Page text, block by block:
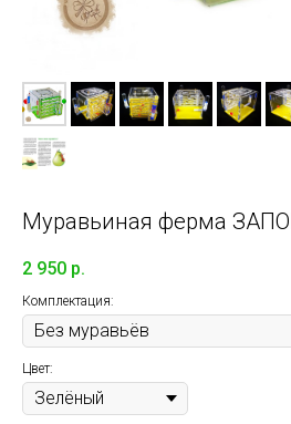
Муравьиная ферма
2 950 р.
Комплектация:
Цвет: